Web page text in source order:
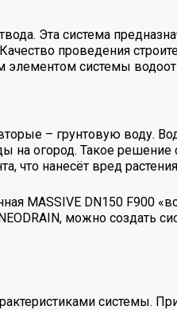
Эта система
проведения
элементом системы
– грунтовую воду.
на огород. Такое решение
что нанесёт вред
MASSIVE DN150 F900
можно создать
системы.